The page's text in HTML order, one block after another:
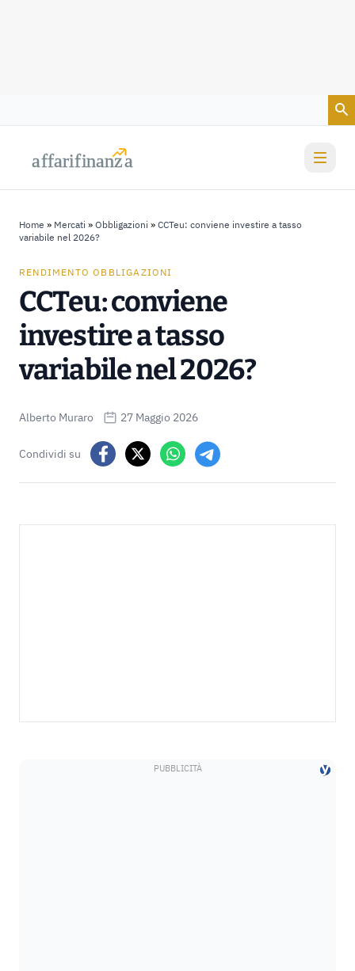
affarifinanza
affarifinanza
Home » Mercati » Obbligazioni » CCTeu: conviene investire a tasso
variabile nel 2026?
RENDIMENTO OBBLIGAZIONI
CCTeu: conviene
investire a tasso
variabile nel 2026?
Alberto Muraro 27 Maggio 2026
Condividi su